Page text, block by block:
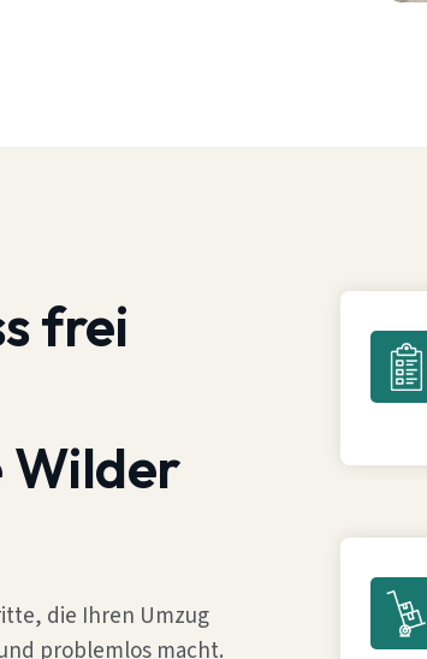
frei
Wilder
die Ihren Umzug
problemlos macht.